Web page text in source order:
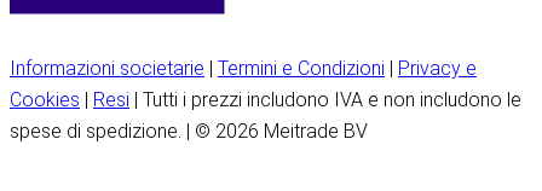
Informazioni societarie | Termini e Condizioni | Privacy e
Cookies | Resi | Tutti i prezzi includono IVA e non includono le
spese di spedizione. | © 2026 Meitrade BV